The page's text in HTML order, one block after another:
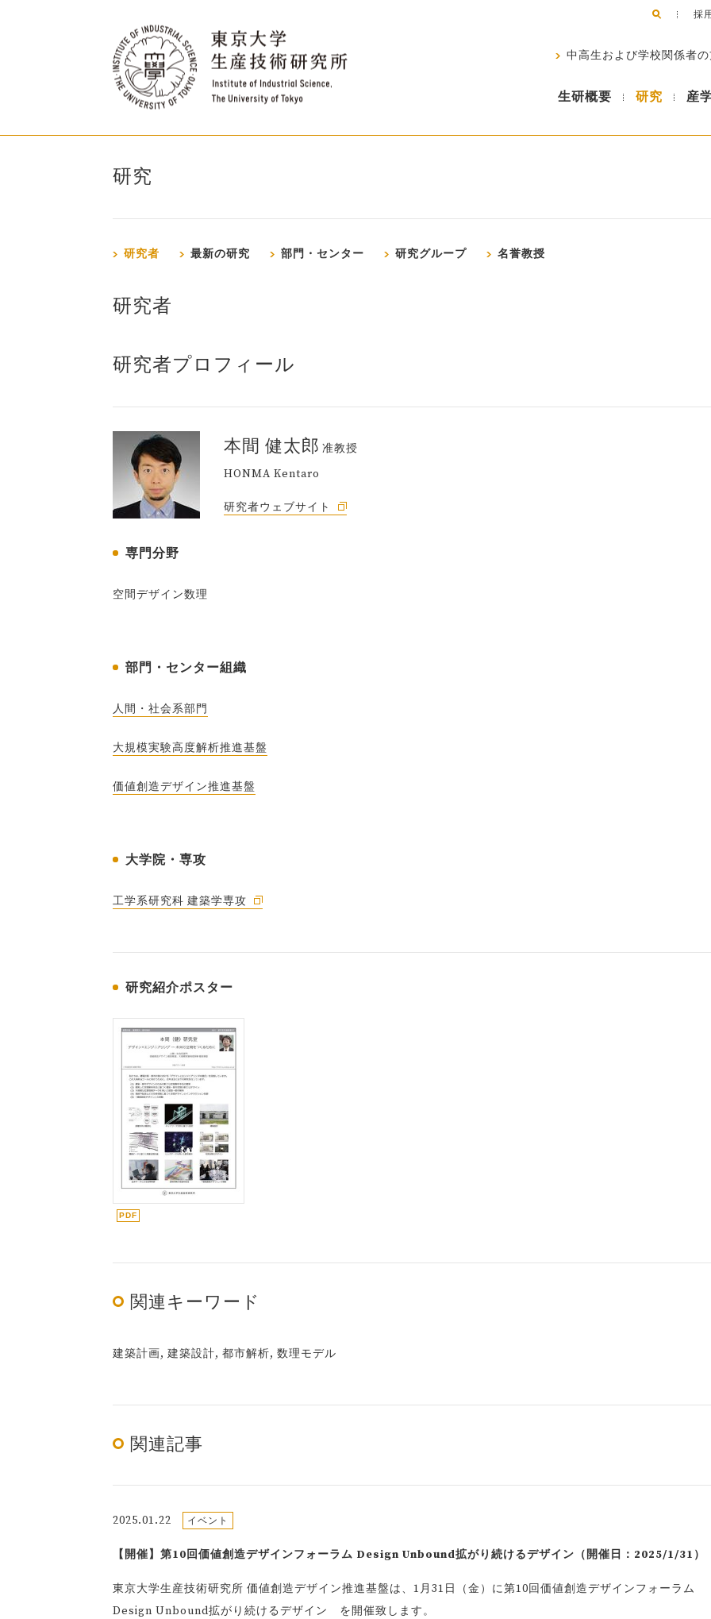
採
中高生および学校関係者
生研概要 研究 産
研究
研究者 最新の研究 部門・センター 研究グループ 名誉教授
研究者
研究者プロフィール
本間 健太郎 准教授
HONMA Kentaro
研究者ウェブサイト
専門分野
空間デザイン数理
部門・センター組織
人間・社会系部門
大規模実験高度解析推進基盤
価値創造デザイン推進基盤
大学院・専攻
工学系研究科 建築学専攻
研究紹介ポスター
関連キーワード
建築計画, 建築設計, 都市解析, 数理モデル
関連記事
2025.01.22 イベント
【開催】第10回価値創造デザインフォーラム Design Unbound拡がり続けるデザイン（開催日：2025/1/31）
東京大学生産技術研究所 価値創造デザイン推進基盤は、1月31日（金）に第10回価値創造デザインフォーラム
Design Unbound拡がり続けるデザイン を開催致します。